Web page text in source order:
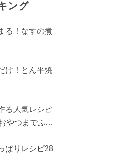
ング
る！なすの煮
け！とん平焼
る人気レシピ
やつまでふん
ぱりレシピ28